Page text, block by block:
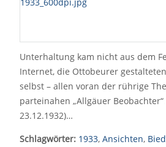
Unterhaltung kam nicht aus dem
Internet, die Ottobeurer
selbst – allen voran der rührige
parteinahen „Allgäuer Beobachter“
23.12.1932)…
Schlagwörter: 1933, Ansichten,